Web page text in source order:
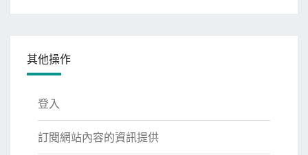
其他操作
登入
訂閱網站內容的資訊提供